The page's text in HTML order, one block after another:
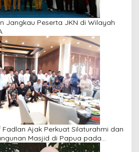
Jangkau Peserta JKN di Wilayah
Fadlan Ajak Perkuat Silaturahmi dan
Masjid di Papua pada
Alimbas Insan Cita